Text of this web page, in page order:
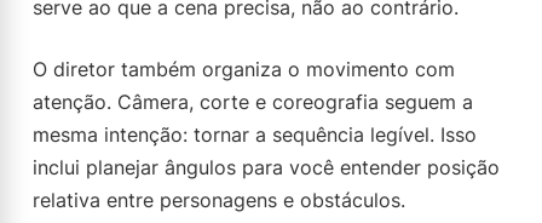
serve ao que a cena precisa, não ao contrário.
O diretor também organiza o movimento com
atenção. Câmera, corte e coreografia seguem a
mesma intenção: tornar a sequência legível. Isso
inclui planejar ângulos para você entender posição
relativa entre personagens e obstáculos.